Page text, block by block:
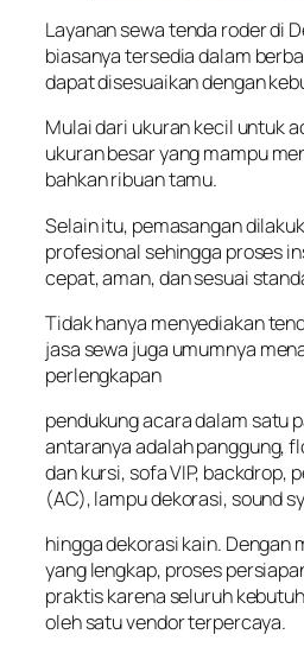
Layanan sewa tenda roder di
biasanya tersedia dalam
dapat disesuaikan dengan
Mulai dari ukuran kecil untuk
ukuran besar yang mampu
bahkan ribuan tamu.
Selain itu, pemasangan
profesional sehingga proses
cepat, aman, dan sesuai
Tidak hanya menyediakan
jasa sewa juga umumnya
perlengkapan
pendukung acara dalam satu
antaranya adalah panggung,
dan kursi, sofa VIP, backdrop,
(AC), lampu dekorasi, sound
hingga dekorasi kain. Dengan
yang lengkap, proses
praktis karena seluruh
oleh satu vendor terpercaya.